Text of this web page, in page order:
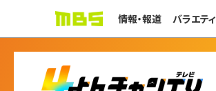
情報・報道 バラエティ